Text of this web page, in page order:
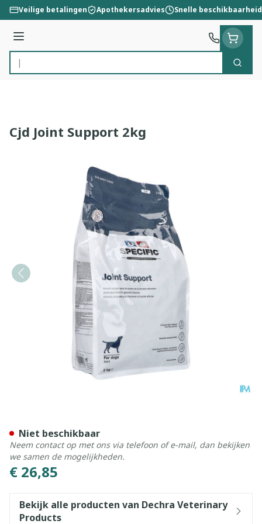
Ga naar de inhoud
Veilige betalingen Apothekersadvies Snelle beschikbaarheid
Menu
Product, merk, categorie...
Zoek
Cjd Joint Support 2kg
€ 26,85
Niet beschikbaar
Neem contact op met ons via telefoon of e-mail, dan bekijken
we samen de mogelijkheden.
Bekijk alle producten van Dechra Veterinary
Products